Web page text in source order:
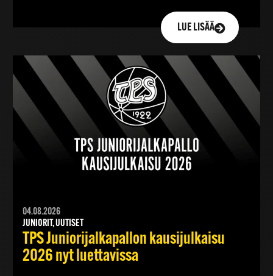
LUE LISÄÄ
04.08.2026
JUNIORIT, UUTISET
TPS Juniorijalkapallon kausijulkaisu
2026 nyt luettavissa